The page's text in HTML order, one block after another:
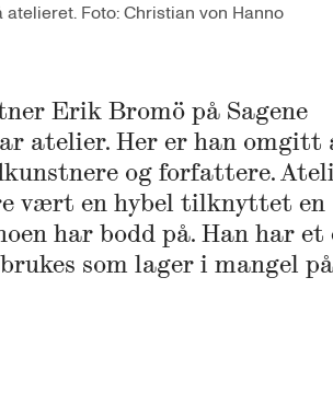
atelieret. Foto: Christian von Hanno
Erik Bromö på Sagene
atelier. Her er han omgitt
og forfattere.
vært en hybel tilknyttet en
har bodd på. Han har et
som lager i mangel